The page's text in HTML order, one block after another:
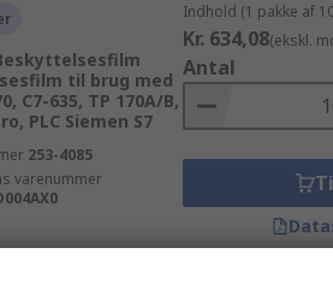
til brug med
C7-635, TP 170A/B,
PLC Siemen S7
253-4085
varenummer
Indhold (1 pakke af
Kr. 634,08(ekskl.
Antal